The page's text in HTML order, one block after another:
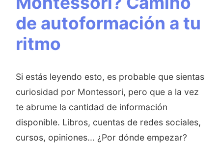
de autoformación a tu
ritmo
Si estás leyendo esto, es probable que sientas
curiosidad por Montessori, pero que a la vez
te abrume la cantidad de información
disponible. Libros, cuentas de redes sociales,
cursos, opiniones... ¿Por dónde empezar?